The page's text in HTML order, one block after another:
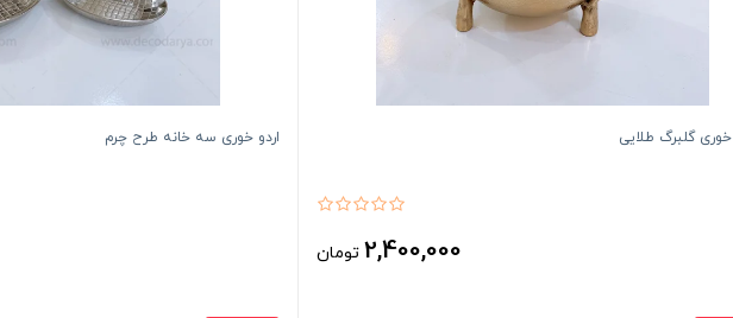
گلبرگ طلایی
2,400,000 تومان
اردو خوری سه خانه طرح چرم